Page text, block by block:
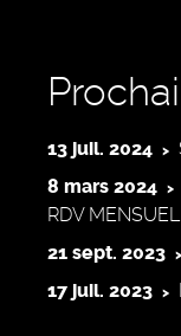
13 juil. 2024
8 mars 2024
RDV
21 sept. 2023
17 juil. 2023